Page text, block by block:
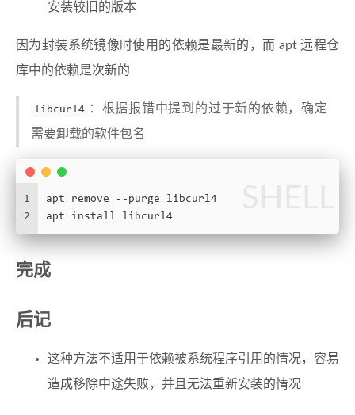
安装较旧的版本
因为封装系统镜像时使用的依赖是最新的，而 apt 远程仓
库中的依赖是次新的
libcurl4 ：根据报错中提到的过于新的依赖，确定
需要卸载的软件包名
1
2
apt remove --purge libcurl4
apt install libcurl4
完成
后记
这种方法不适用于依赖被系统程序引用的情况，容易
造成移除中途失败，并且无法重新安装的情况